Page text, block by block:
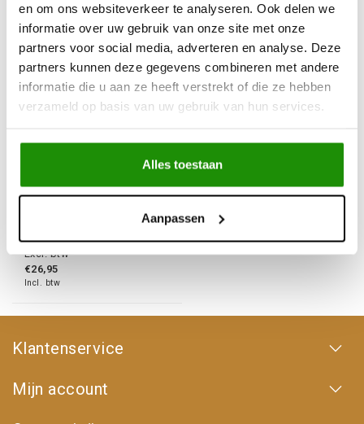
en om ons websiteverkeer te analyseren. Ook delen we
informatie over uw gebruik van onze site met onze
partners voor social media, adverteren en analyse. Deze
partners kunnen deze gegevens combineren met andere
informatie die u aan ze heeft verstrekt of die ze hebben
verzameld op basis van uw gebruik van hun services.
Alles toestaan
Aanpassen
Excl. btw
€26,95
Incl. btw
Klantenservice
Mijn account